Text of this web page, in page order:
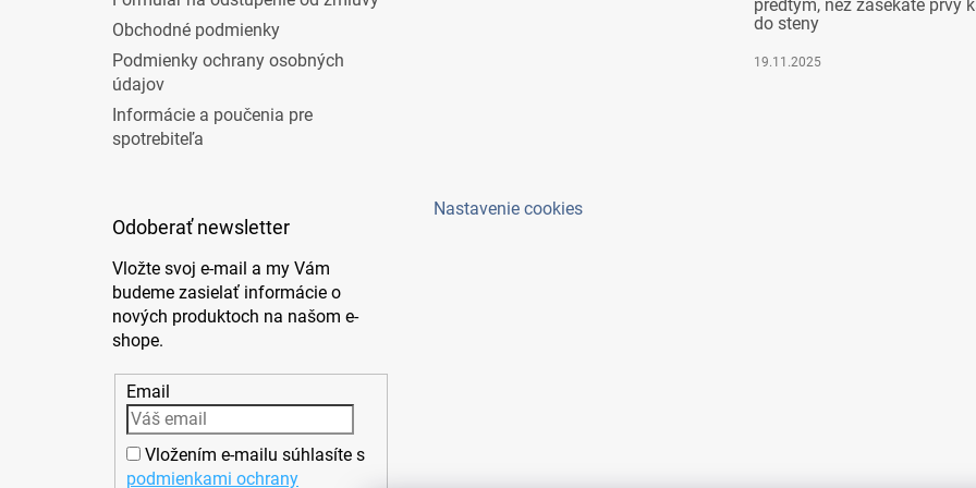
Obchodné podmienky
Podmienky ochrany osobných
údajov
Informácie a poučenia pre
spotrebiteľa
predtým, než zasekáte prvý
do steny
19.11.2025
Odoberať newsletter
Vložte svoj e-mail a my Vám
budeme zasielať informácie o
nových produktoch na našom e-
shope.
Email
Vložením e-mailu súhlasíte s
podmienkami ochrany
Nastavenie cookies